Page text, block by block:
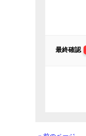
最終確認